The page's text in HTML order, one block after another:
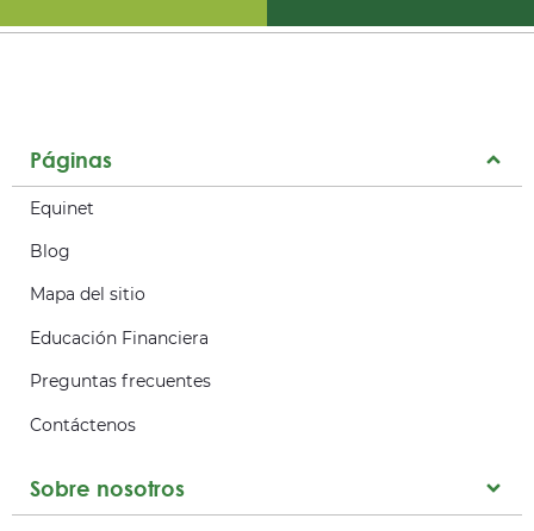
Páginas
Equinet
Blog
Mapa del sitio
Educación Financiera
Preguntas frecuentes
Contáctenos
Sobre nosotros